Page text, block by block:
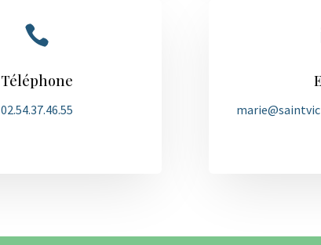

Téléphone
02.54.37.46.55